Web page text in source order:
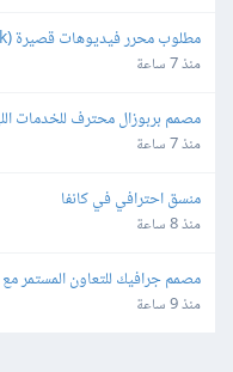
بشكل دوري
منذ 7 ساعة
مصمم بربوزال محترف للخدمات
منذ 7 ساعة
منسق احترافي في كانفا
منذ 8 ساعة
مصمم جرافيك للتعاون المستمر
منذ 9 ساعة